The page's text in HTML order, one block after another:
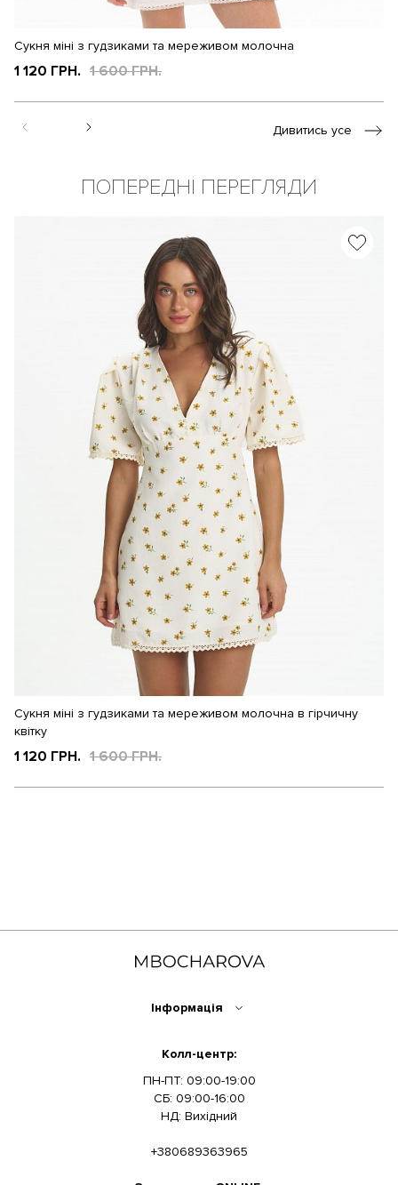
Сукня міні з гудзиками та мереживом молочна
1 120 ГРН. 1 600 ГРН.
Дивитись усе
ПОПЕРЕДНІ ПЕРЕГЛЯДИ
Сукня міні з гудзиками та мереживом молочна в гірчичну
квітку
1 120 ГРН. 1 600 ГРН.
Інформація
Колл-центр:
ПН-ПТ: 09:00-19:00
СБ: 09:00-16:00
НД: Вихідний
+380689363965